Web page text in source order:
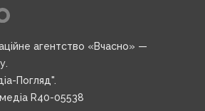
агентство «Вчасно» —
Погляд".
R40-05538